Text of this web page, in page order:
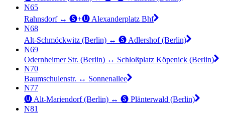
N65
Rahnsdorf ↔︎ 🅢+🅤 Alexanderplatz Bhf
N68
Alt-Schmöckwitz (Berlin) ↔︎ 🅢 Adlershof (Berlin)
N69
Odernheimer Str. (Berlin) ↔︎ Schloßplatz Köpenick (Berlin)
N70
Baumschulenstr. ↔︎ Sonnenallee
N77
🅤 Alt-Mariendorf (Berlin) ↔︎ 🅢 Plänterwald (Berlin)
N81